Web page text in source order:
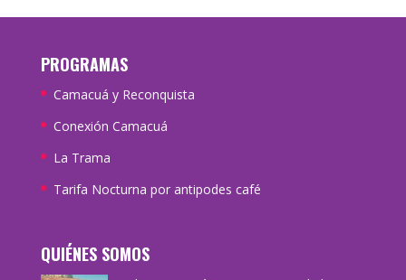
PROGRAMAS
Camacuá y Reconquista
Conexión Camacuá
La Trama
Tarifa Nocturna por antipodes café
QUIÉNES SOMOS